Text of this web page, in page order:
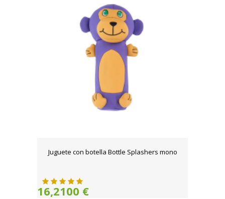
Juguete con botella Bottle Splashers mono
16,2100 €